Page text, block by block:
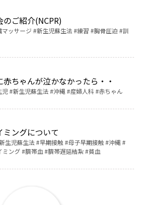
ご紹介(NCPR)
マッサージ 新生児蘇生法 練習 胸骨圧迫
訓
ちゃんが泣かなかったら・・
児 新生児蘇生法 沖縄 産婦人科 赤ちゃん
ングについて
生児蘇生法 早期接触 母子早期接触
沖縄
ミング 臍帯血 臍帯遅延結紮
貧血
診療料金
母乳育児
予防接種